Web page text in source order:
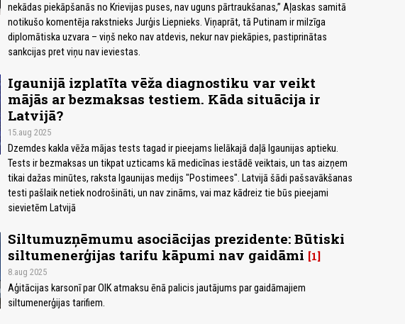
nekādas piekāpšanās no Krievijas puses, nav uguns pārtraukšanas,” Aļaskas samitā
notikušo komentēja rakstnieks Jurģis Liepnieks. Viņaprāt, tā Putinam ir milzīga
diplomātiska uzvara – viņš neko nav atdevis, nekur nav piekāpies, pastiprinātas
sankcijas pret viņu nav ieviestas.
Igaunijā izplatīta vēža diagnostiku var veikt
mājās ar bezmaksas testiem. Kāda situācija ir
Latvijā?
15.aug 2025
Dzemdes kakla vēža mājas tests tagad ir pieejams lielākajā daļā Igaunijas aptieku.
Tests ir bezmaksas un tikpat uzticams kā medicīnas iestādē veiktais, un tas aizņem
tikai dažas minūtes, raksta Igaunijas medijs "Postimees". Latvijā šādi pašsavākšanas
testi pašlaik netiek nodrošināti, un nav zināms, vai maz kādreiz tie būs pieejami
sievietēm Latvijā
Siltumuzņēmumu asociācijas prezidente: Būtiski
siltumenerģijas tarifu kāpumi nav gaidāmi 1
8.aug 2025
Aģitācijas karsonī par OIK atmaksu ēnā palicis jautājums par gaidāmajiem
siltumenerģijas tarifiem.